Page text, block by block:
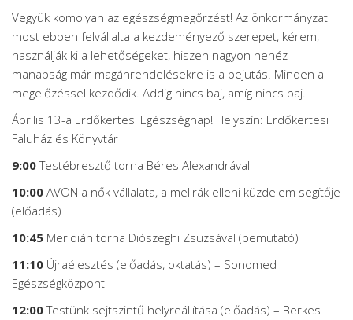
Vegyük komolyan az egészségmegőrzést! Az önkormányzat
most ebben felvállalta a kezdeményező szerepet, kérem,
használják ki a lehetőségeket, hiszen nagyon nehéz
manapság már magánrendelésekre is a bejutás. Minden a
megelőzéssel kezdődik. Addig nincs baj, amíg nincs baj.
Április 13-a Erdőkertesi Egészségnap! Helyszín: Erdőkertesi
Faluház és Könyvtár
9:00Testébresztő torna Béres Alexandrával
10:00 AVON a nők vállalata, a mellrák elleni küzdelem segítője
(előadás)
10:45 Meridián torna Diószeghi Zsuzsával (bemutató)
11:10 Újraélesztés (előadás, oktatás) – Sonomed
Egészségközpont
12:00Testünk sejtszintű helyreállítása (előadás) – Berkes